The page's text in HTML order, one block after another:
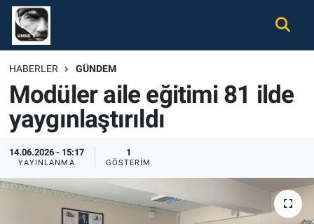
HABERLER GÜNDEM
Modüler aile eğitimi 81 ilde
yaygınlaştırıldı
14.06.2026 - 15:17
YAYINLANMA
1
GÖSTERIM
Gündem
Ekonomi
Spor
Magazin
Tüm Haberler
Nöbetçi Eczaneler
Hava Durumu
Namaz Vakitleri
Trafik Durumu
Süper Lig Puan Durumu ve Fikstür